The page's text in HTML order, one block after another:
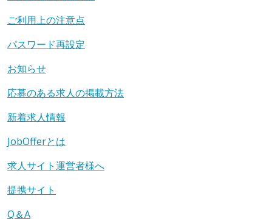
ご利用上の注意点
パスワード再設定
お知らせ
応募のある求人の掲載方法
新着求人情報
JobOfferとは
求人サイト運営者様へ
提携サイト
Q＆A